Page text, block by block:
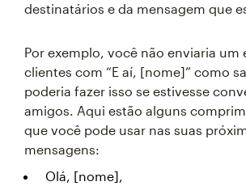
destinatários e da mensagem que
Por exemplo, você não enviaria um
clientes com “E aí, [nome]” como
poderia fazer isso se estivesse
amigos. Aqui estão alguns
que você pode usar nas suas
mensagens:
Olá, [nome],